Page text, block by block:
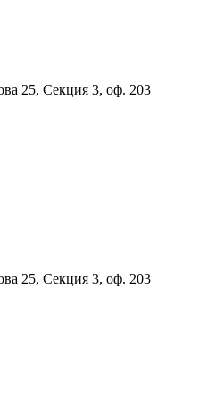
25, Секция 3, оф. 203
25, Секция 3, оф. 203